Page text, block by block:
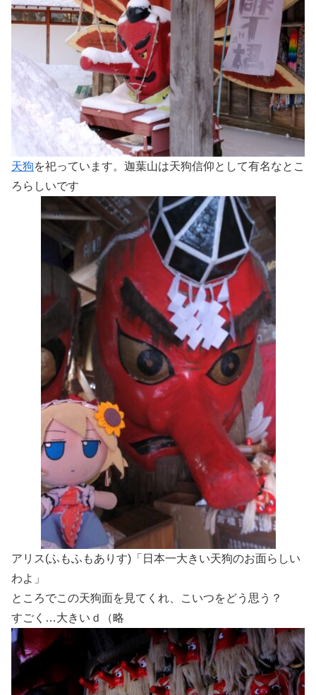
天狗を祀っています。迦葉山は天狗信仰として有名なとこ
ろらしいです
アリス(ふもふもありす)「日本一大きい天狗のお面らしい
わよ」
ところでこの天狗面を見てくれ、こいつをどう思う？
すごく…大きいｄ（略